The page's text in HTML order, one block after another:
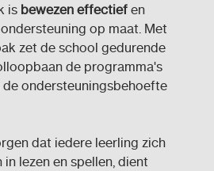
is bewezen effectiefen
op maat. Met
zet de school gedurende
de programma's
de ondersteuningsbehoefte
dat iedere leerling zich
lezen en spellen, dient